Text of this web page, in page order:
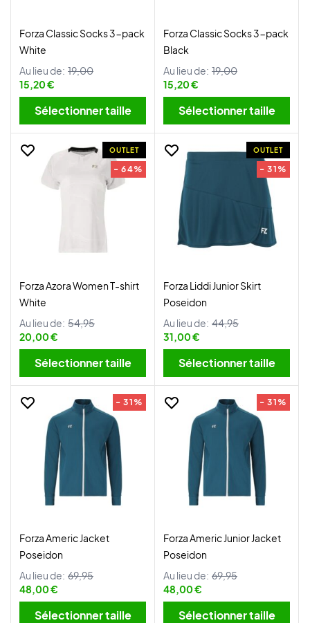
Forza Classic Socks 3-pack
White
Au lieu de: 19,00
15,20 €
Sélectionner taille
Forza Classic Socks 3-pack
Black
Au lieu de: 19,00
15,20 €
Sélectionner taille
OUTLET
- 64%
Forza Azora Women T-shirt
White
Au lieu de: 54,95
20,00 €
Sélectionner taille
OUTLET
- 31%
Forza Liddi Junior Skirt
Poseidon
Au lieu de: 44,95
31,00 €
Sélectionner taille
- 31%
Forza Americ Jacket
Poseidon
Au lieu de: 69,95
48,00 €
Sélectionner taille
- 31%
Forza Americ Junior Jacket
Poseidon
Au lieu de: 69,95
48,00 €
Sélectionner taille